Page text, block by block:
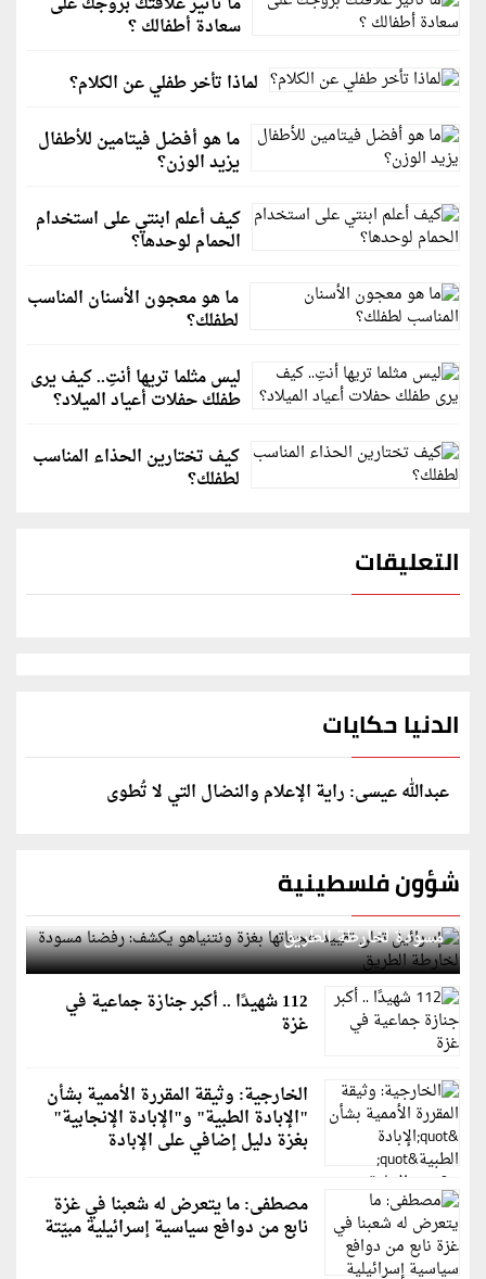
سعادة أطفالك ؟
لماذا تأخر طفلي عن الكلام؟
ما هو أفضل فيتامين للأطفال
يزيد الوزن؟
كيف أعلم ابنتي على استخدام
الحمام لوحدها؟
ما هو معجون الأسنان المناسب
لطفلك؟
ليس مثلما تريها أنتِ.. كيف يرى
طفلك حفلات أعياد الميلاد؟
كيف تختارين الحذاء المناسب
لطفلك؟
التعليقات
الدنيا حكايات
عبدالله عيسى: راية الإعلام والنضال التي لا تُطوى
شؤون فلسطينية
إسرائيل تعلن تقييد هجماتها بغزة ونتنياهو يكشف: رفضنا
مسودة لخارطة الطريق
112 شهيدًا .. أكبر جنازة جماعية في
غزة
الخارجية: وثيقة المقررة الأممية بشأن
"الإبادة الطبية" و"الإبادة الإنجابية"
بغزة دليل إضافي على الإبادة
مصطفى: ما يتعرض له شعبنا في غزة
نابع من دوافع سياسية إسرائيلية مبيّتة